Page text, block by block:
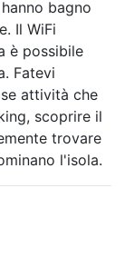
bagno
Il WiFi
è possibile
Fatevi
attività che
scoprire il
trovare
l'isola.